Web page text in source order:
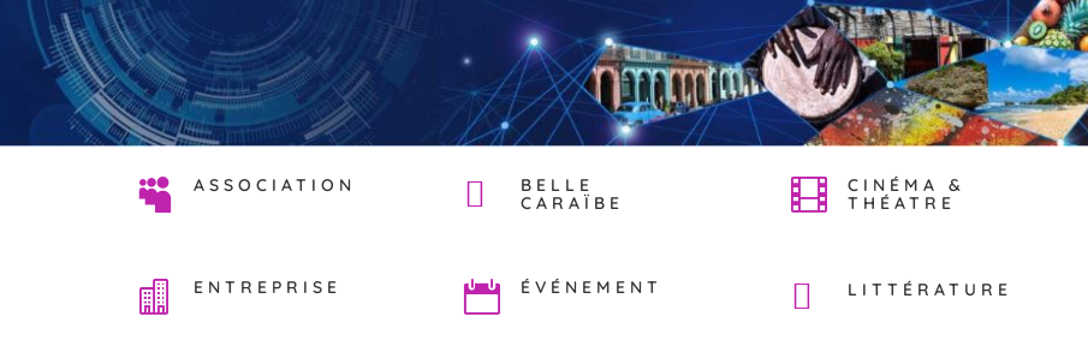
 ASSOCIATION
BELLE
CARAÏBE

CINÉMA &
THÉATRE
 ENTREPRISE  ÉVÉNEMENT LITTÉRATURE